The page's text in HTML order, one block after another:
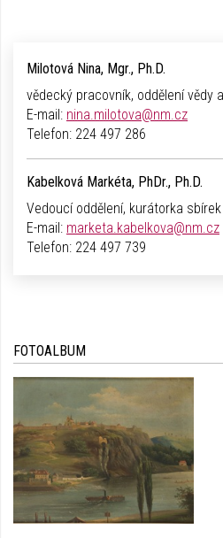
Milotová Nina, Mgr., Ph.D.
vědecký pracovník, oddělení vědy
E-mail: nina.milotova@nm.cz
Telefon: 224 497 286
Kabelková Markéta, PhDr., Ph.D.
Vedoucí oddělení, kurátorka
E-mail: marketa.kabelkova@nm.cz
Telefon: 224 497 739
FOTOALBUM